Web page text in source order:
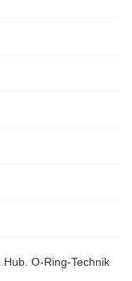
O-Ring-Technik